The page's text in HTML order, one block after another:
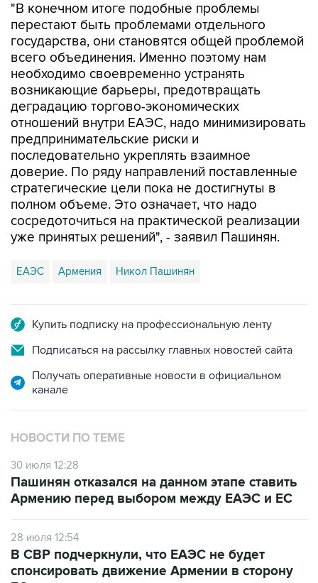
"В конечном итоге подобные проблемы
перестают быть проблемами отдельного
государства, они становятся общей проблемой
всего объединения. Именно поэтому нам
необходимо своевременно устранять
возникающие барьеры, предотвращать
деградацию торгово-экономических
отношений внутри ЕАЭС, надо минимизировать
предпринимательские риски и
последовательно укреплять взаимное
доверие. По ряду направлений поставленные
стратегические цели пока не достигнуты в
полном объеме. Это означает, что надо
сосредоточиться на практической реализации
уже принятых решений", - заявил Пашинян.
ЕАЭС Армения Никол Пашинян
Купить подписку на профессиональную ленту
Подписаться на рассылку главных новостей сайта
Получать оперативные новости в официальном
канале
НОВОСТИ ПО ТЕМЕ
30 июля 12:28
Пашинян отказался на данном этапе ставить
Армению перед выбором между ЕАЭС и ЕС
28 июля 12:54
В СВР подчеркнули, что ЕАЭС не будет
спонсировать движение Армении в сторону